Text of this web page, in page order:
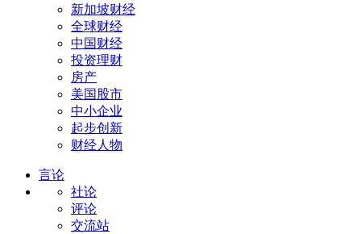
新加坡财经
全球财经
中国财经
投资理财
房产
美国股市
中小企业
起步创新
财经人物
言论
社论
评论
交流站